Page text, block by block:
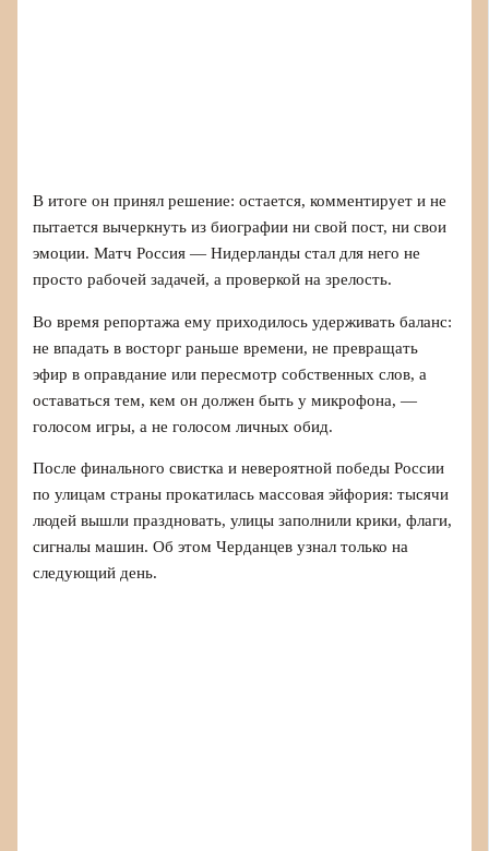
В итоге он принял решение: остается, комментирует и не
пытается вычеркнуть из биографии ни свой пост, ни свои
эмоции. Матч Россия — Нидерланды стал для него не
просто рабочей задачей, а проверкой на зрелость.
Во время репортажа ему приходилось удерживать баланс:
не впадать в восторг раньше времени, не превращать
эфир в оправдание или пересмотр собственных слов, а
оставаться тем, кем он должен быть у микрофона, —
голосом игры, а не голосом личных обид.
После финального свистка и невероятной победы России
по улицам страны прокатилась массовая эйфория: тысячи
людей вышли праздновать, улицы заполнили крики, флаги,
сигналы машин. Об этом Черданцев узнал только на
следующий день.